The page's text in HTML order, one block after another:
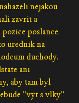
nejakou
zavrit a
poslance
urednik na
duchody.
ani
aby tam byl
"vyt s vlky"